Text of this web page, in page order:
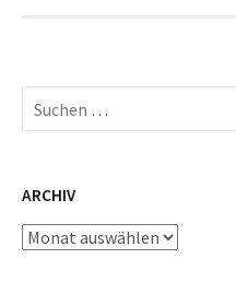
Suchen
nach:
ARCHIV
Archiv